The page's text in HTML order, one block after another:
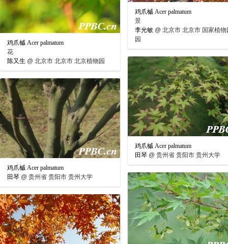
鸡爪槭 Acer palmatum
花
陈又生 @ 北京市 北京市 北京植物园
鸡爪槭 Acer palmatum
景
李光敏 @ 北京市 北京市 国家植物
园
鸡爪槭 Acer palmatum
田琴 @ 贵州省 贵阳市 贵州大学
鸡爪槭 Acer palmatum
田琴 @ 贵州省 贵阳市 贵州大学